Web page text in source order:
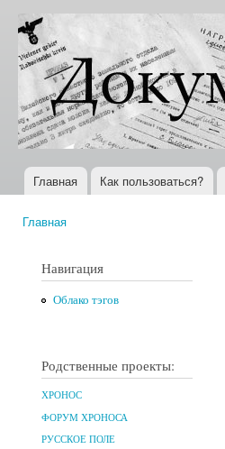
Документы
XX века
Всемирная
история в
Интернете
Главное меню
Главная Как пользоваться?
Главная
Навигация
Облако тэгов
Родственные проекты:
ХРОНОС
ФОРУМ ХРОНОСА
РУССКОЕ ПОЛЕ